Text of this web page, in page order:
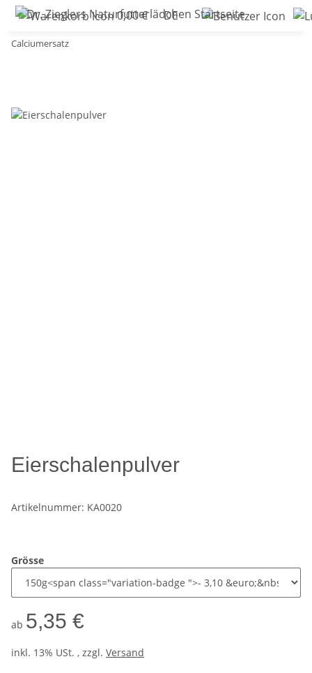
0,00 € DE
Calciumersatz
Eierschalenpulver
Artikelnummer: KA0020
Grösse
ab 5,35 €
inkl. 13% USt. , zzgl. Versand